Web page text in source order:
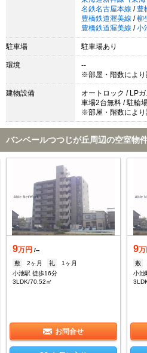
名鉄名古屋本線 / 豊
豊橋鉄道渥美線 / 柳
豊橋鉄道渥美線 / 小
駐車場 駐車場あり
環境
--
※部屋・階数により
建物設備
オートロック / LP
車場2台無料 / 駐輪
※部屋・階数により
バンベールつつじが丘周辺の空室物
9万円 /--
敷
2ヶ月 礼
1ヶ月
小池駅 徒歩16分
3LDK/70.52㎡
お問合せ
9万
敷
小池